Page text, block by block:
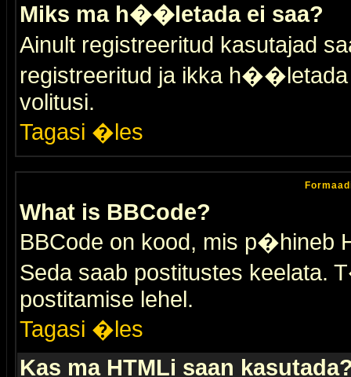
Miks ma h��letada ei saa?
Ainult registreeritud kasutajad
registreeritud ja ikka h��letada
volitusi.
Tagasi �les
What is BBCode?
BBCode on kood, mis p�hineb
Seda saab postitustes keelata.
postitamise lehel.
Tagasi �les
Kas ma HTMLi saan